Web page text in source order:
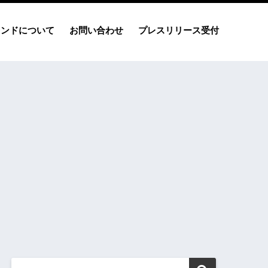
ドについて お問い合わせ プレスリリース受付